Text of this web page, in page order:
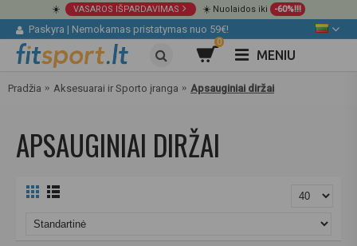
☀️ VASAROS IŠPARDAVIMAS ☀️ Nuolaidos iki -60%!!!
Paskyra | Nemokamas pristatymas nuo 59€!
0
MENIU
Pradžia Aksesuarai ir Sporto įranga Apsauginiai diržai
APSAUGINIAI DIRŽAI